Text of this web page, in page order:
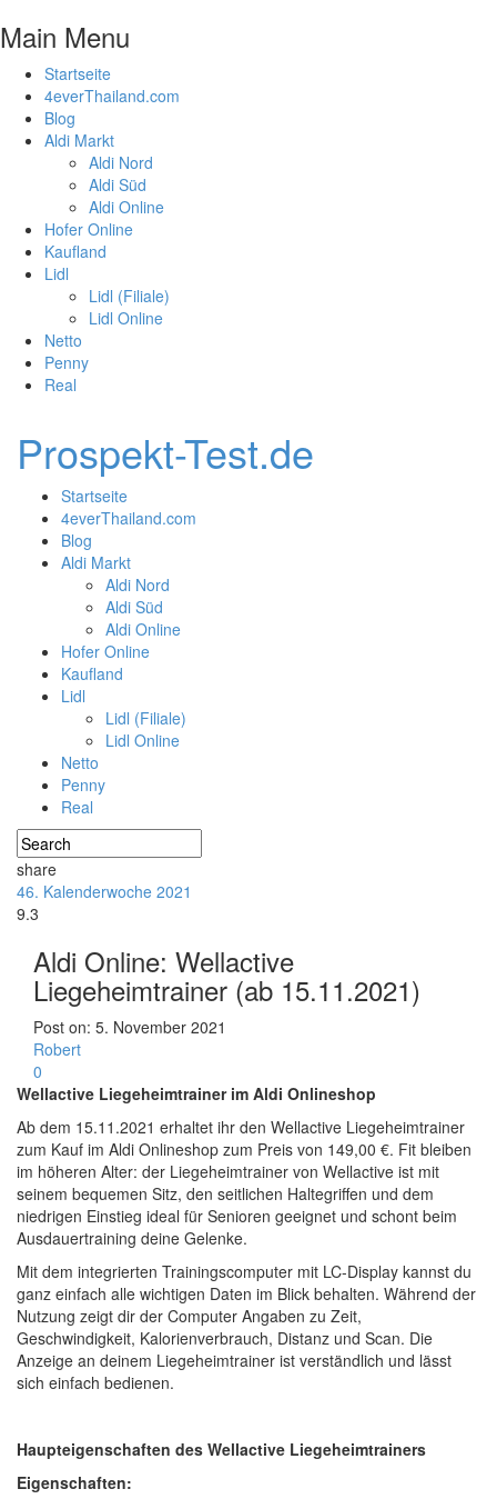
Main Menu
Startseite
4everThailand.com
Blog
Aldi Markt
Aldi Nord
Aldi Süd
Aldi Online
Hofer Online
Kaufland
Lidl
Lidl (Filiale)
Lidl Online
Netto
Penny
Real
Prospekt-Test.de
Startseite
4everThailand.com
Blog
Aldi Markt
Aldi Nord
Aldi Süd
Aldi Online
Hofer Online
Kaufland
Lidl
Lidl (Filiale)
Lidl Online
Netto
Penny
Real
share
46. Kalenderwoche 2021
9.3
Aldi Online: Wellactive
Liegeheimtrainer (ab 15.11.2021)
Post on: 5. November 2021
Robert
0
Wellactive Liegeheimtrainer im Aldi Onlineshop
Ab dem 15.11.2021 erhaltet ihr den Wellactive Liegeheimtrainer
zum Kauf im Aldi Onlineshop zum Preis von 149,00 €. Fit bleiben
im höheren Alter: der Liegeheimtrainer von Wellactive ist mit
seinem bequemen Sitz, den seitlichen Haltegriffen und dem
niedrigen Einstieg ideal für Senioren geeignet und schont beim
Ausdauertraining deine Gelenke.
Mit dem integrierten Trainingscomputer mit LC-Display kannst du
ganz einfach alle wichtigen Daten im Blick behalten. Während der
Nutzung zeigt dir der Computer Angaben zu Zeit,
Geschwindigkeit, Kalorienverbrauch, Distanz und Scan. Die
Anzeige an deinem Liegeheimtrainer ist verständlich und lässt
sich einfach bedienen.
Haupteigenschaften des Wellactive Liegeheimtrainers
Eigenschaften: